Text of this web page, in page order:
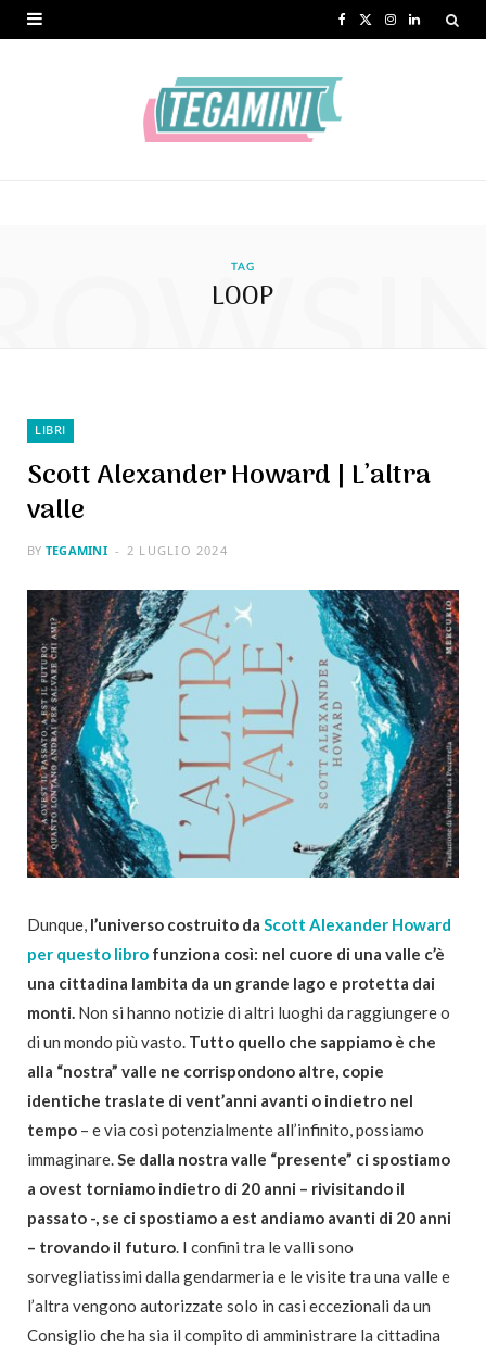
I L
TAG
LOOP
LIBRI
Scott Alexander Howard | L’altra
valle
BY TEGAMINI 2 LUGLIO 2024
Dunque, l’universo costruito da Scott Alexander Howard
per questo libro funziona così: nel cuore di una valle c’è
una cittadina lambita da un grande lago e protetta dai
monti. Non si hanno notizie di altri luoghi da raggiungere o
di un mondo più vasto. Tutto quello che sappiamo è che
alla “nostra” valle ne corrispondono altre, copie
identiche traslate di vent’anni avanti o indietro nel
tempo – e via così potenzialmente all’infinito, possiamo
immaginare.Se dalla nostra valle “presente” ci spostiamo
a ovest torniamo indietro di 20 anni – rivisitando il
passato -, se ci spostiamo a est andiamo avanti di 20 anni
– trovando il futuro. I confini tra le valli sono
sorvegliatissimi dalla gendarmeria e le visite tra una valle e
l’altra vengono autorizzate solo in casi eccezionali da un
Consiglio che ha sia il compito di amministrare la cittadina